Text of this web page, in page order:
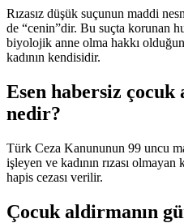
Rızasız düşük suçunun maddi
de “cenin”dir. Bu suçta korunan
biyolojik anne olma hakkı
kadının kendisidir.
Esen habersiz çocuk
nedir?
Türk Ceza Kanununun 99 uncu
işleyen ve kadının rızası
hapis cezası verilir.
Çocuk aldirmanın